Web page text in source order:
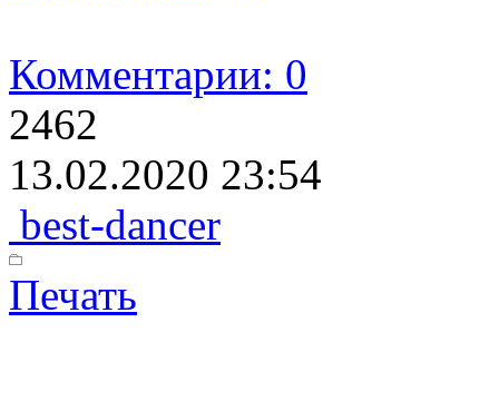
Комментарии: 0
2462
13.02.2020 23:54
best-dancer
Печать